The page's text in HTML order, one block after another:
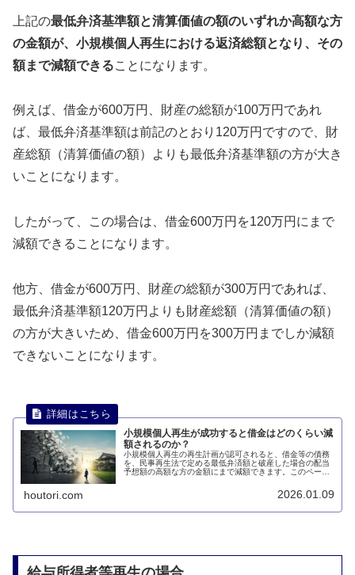
上記の最低弁済基準額と清算価値の額のいずれか高額な方
の金額が、小規模個人再生における返済総額となり、その
額まで減額できることになります。
例えば、借金が600万円、財産の総額が100万円であれ
ば、最低弁済基準額は前記のとおり120万円ですので、財
産総額（清算価値の額）よりも最低弁済基準額の方が大き
いことになります。
したがって、この場合は、借金600万円を120万円にまで
減額できることになります。
他方、借金が600万円、財産の総額が300万円であれば、
最低弁済基準額120万円よりも財産総額（清算価値の額）
の方が大きいため、借金600万円を300万円までしか減額
できないことになります。
小規模個人再生が成功すると借金はどのくらい減
額されるのか？
小規模個人再生の再生計画が認可されると、借金等の債務
を、民事再生法で定める最低弁済額と破産した場合の配当
予想額の高額な方の金額にまで減額できます。このページ
houtori.com 2026.01.09